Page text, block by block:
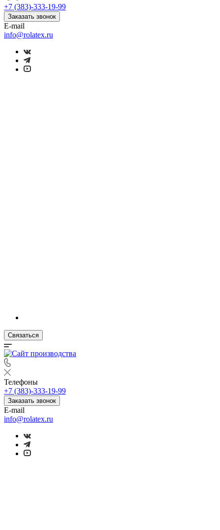
+7 (383)-333-19-99
Заказать звонок
E-mail
info@rolatex.ru
Связаться
Телефоны
+7 (383)-333-19-99
Заказать звонок
E-mail
info@rolatex.ru